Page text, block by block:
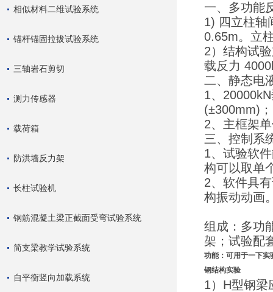
相似材料二维试验系统
锚杆锚固拉拔试验系统
三轴岩石剪切
测力传感器
载荷箱
防洪墙反力架
长柱试验机
钢筋混凝土梁正截面受弯试验系统
简支梁教学试验系统
自平衡竖向加载系统
一、多功能
1) 四立柱轴
0.65m。立
2）结构试
载反力
二、静态电
1、
(±300mm)
2、主框架
三、控制系
1、试验软
构可以取单
2、软件具
构振动动画
组成：多功
架；试验配
功能：可用于一下实
钢结构实验
1）H型钢梁